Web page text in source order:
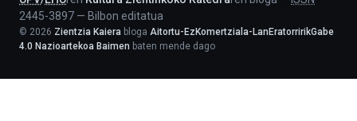
2445-3897 — Bilbon editatua
© 2026 Zientzia Kaiera bloga Aitortu-EzKomertziala-LanEratorririkGabe
4.0 Nazioartekoa Baimen baten mende dago